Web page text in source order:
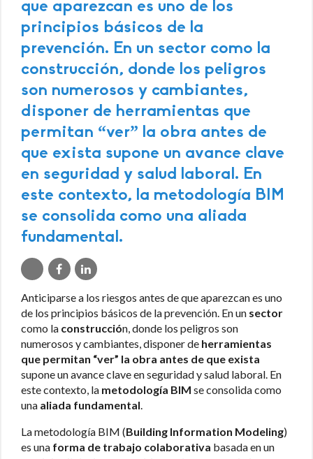
que aparezcan es uno de los
principios básicos de la
prevención. En un sector como la
construcción, donde los peligros
son numerosos y cambiantes,
disponer de herramientas que
permitan “ver” la obra antes de
que exista supone un avance clave
en seguridad y salud laboral. En
este contexto, la metodología BIM
se consolida como una aliada
fundamental.
Anticiparse a los riesgos antes de que aparezcan es uno
de los principios básicos de la prevención. En un sector
como la construcción, donde los peligros son
numerosos y cambiantes, disponer de herramientas
que permitan “ver” la obra antes de que exista
supone un avance clave en seguridad y salud laboral. En
este contexto, la metodología BIM se consolida como
una aliada fundamental.
La metodología BIM (Building Information Modeling)
es una forma de trabajo colaborativa basada en un